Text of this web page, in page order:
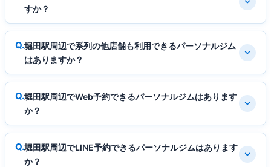
すか？
堀田駅周辺で系列の他店舗も利用できるパーソナルジム
はありますか？
堀田駅周辺でWeb予約できるパーソナルジムはあります
か？
堀田駅周辺でLINE予約できるパーソナルジムはあります
か？